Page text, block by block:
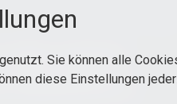
Kontakt Impressum
NORDRHEIN MX-CUP
Sie können alle
diese Einstellungen